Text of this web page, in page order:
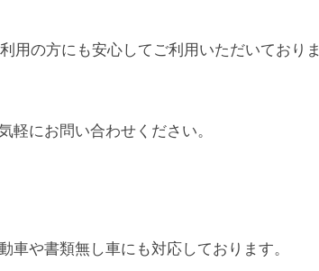
用の方にも安心してご利用いただいておりま
軽にお問い合わせください。
車や書類無し車にも対応しております。